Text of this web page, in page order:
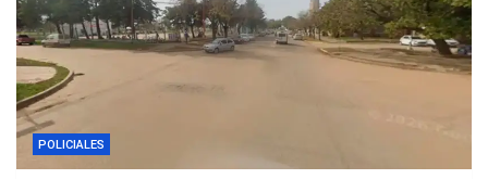
POLICIALES